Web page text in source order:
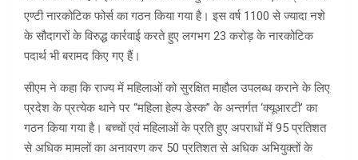
एण्टी नारकोटिक फोर्स का गठन किया गया है। इस वर्ष 1100 से ज्यादा नशे
के सौदागरों के विरुद्ध कार्रवाई करते हुए लगभग 23 करोड़ के नारकोटिक
पदार्थ भी बरामद किए गए हैं।
सीएम ने कहा कि राज्य में महिलाओं को सुरक्षित माहौल उपलब्ध कराने के लिए
प्रदेश के प्रत्येक थाने पर “महिला हेल्प डेस्क” के अन्तर्गत ‘क्यूआरटी’ का
गठन किया गया है। बच्चों एवं महिलाओं के प्रति हुए अपराधों में 95 प्रतिशत
से अधिक मामलों का अनावरण कर 50 प्रतिशत से अधिक अभियुक्तों के